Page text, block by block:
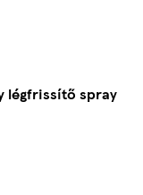
légfrissítő spray